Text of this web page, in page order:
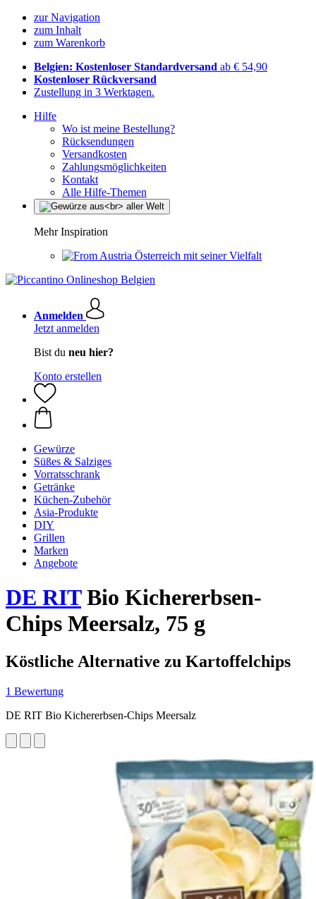
zur Navigation
zum Inhalt
zum Warenkorb
Belgien: Kostenloser Standardversand ab € 54,90
Kostenloser Rückversand
Zustellung in 3 Werktagen.
Hilfe
Wo ist meine Bestellung?
Rücksendungen
Versandkosten
Zahlungsmöglichkeiten
Kontakt
Alle Hilfe-Themen
Mehr Inspiration
Österreich mit seiner Vielfalt
Anmelden
Jetzt anmelden
Bist du neu hier?
Konto erstellen
Gewürze
Süßes & Salziges
Vorratsschrank
Getränke
Küchen-Zubehör
Asia-Produkte
DIY
Grillen
Marken
Angebote
DE RITBio Kichererbsen-
Chips Meersalz, 75 g
Köstliche Alternative zu Kartoffelchips
1 Bewertung
DE RIT Bio Kichererbsen-Chips Meersalz